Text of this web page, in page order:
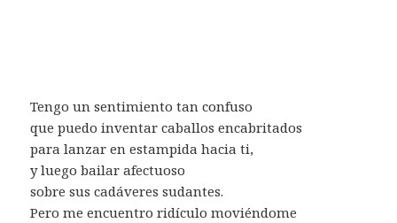
Tengo un sentimiento tan confuso
que puedo inventar caballos encabritados
para lanzar en estampida hacia ti,
y luego bailar afectuoso
sobre sus cadáveres sudantes.
Pero me encuentro ridículo moviéndome